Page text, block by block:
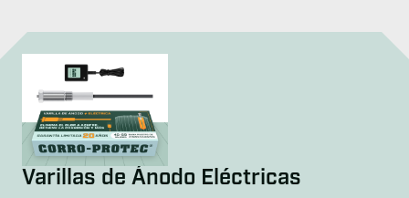
Varillas de Ánodo Eléctricas